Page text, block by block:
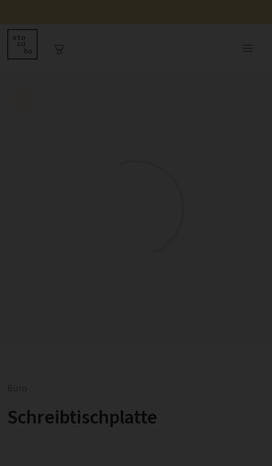
Schreibtischplatte